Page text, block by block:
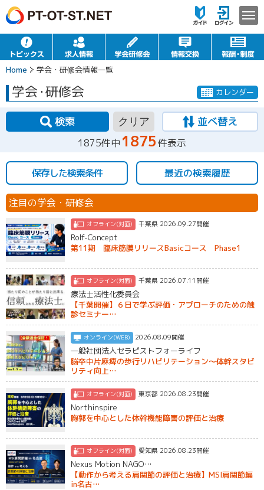
Home 学会・研修会情報一覧
学会・研修会 カレンダー
検索 クリア 並べ替え
1875件中1875件表示
保存した検索条件 最近の検索履歴
注目の学会・研修会
オフライン(対面) 千葉県 2026.09.27開催
Rolf-Concept
第11期 臨床筋膜リリースBasicコース Phase1
オフライン(対面) 千葉県 2026.07.11開催
療法士活性化委員会
【千葉開催】６日で学ぶ評価・アプローチのための触
診セミナー…
オンライン(WEB) 2026.08.09開催
一般社団法人セラピストフォーライフ
脳卒中片麻痺の歩行リハビリテーション～体幹スタビ
リティ向上…
オフライン(対面) 東京都 2026.08.23開催
Northinspire
胸郭を中心とした体幹機能障害の評価と治療
オフライン(対面) 愛知県 2026.08.23開催
Nexus Motion NAGO…
【動作から考える肩関節の評価と治療】MSI肩関節編
in名古…